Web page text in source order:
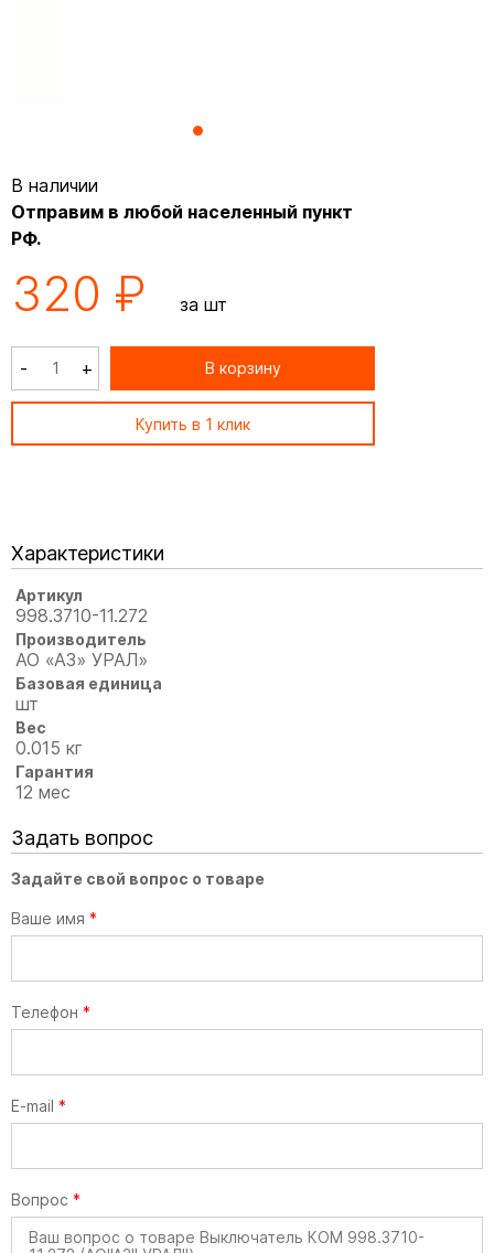
В наличии
Отправим в любой населенный пункт
РФ.
320 ₽ за шт
- + В корзину
Купить в 1 клик
Характеристики
Артикул
998.3710-11.272
Производитель
АО «АЗ» УРАЛ»
Базовая единица
шт
Вес
0.015 кг
Гарантия
12 мес
Задать вопрос
Задайте свой вопрос о товаре
Ваше имя *
Телефон *
E-mail *
Вопрос *